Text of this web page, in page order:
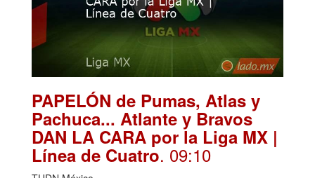
PAPELÓN de Pumas, Atlas y
Pachuca... Atlante y Bravos
DAN LA CARA por la Liga MX |
Línea de Cuatro. 09:10